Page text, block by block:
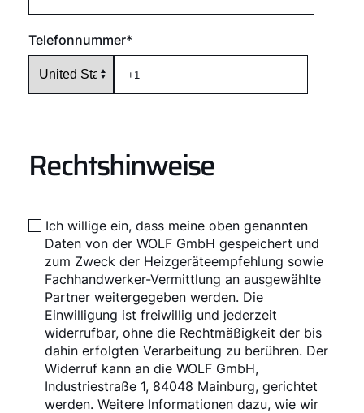
Telefonnummer*
Rechtshinweise
Ich willige ein, dass meine oben genannten
Daten von der WOLF GmbH gespeichert und
zum Zweck der Heizgeräteempfehlung sowie
Fachhandwerker-Vermittlung an ausgewählte
Partner weitergegeben werden. Die
Einwilligung ist freiwillig und jederzeit
widerrufbar, ohne die Rechtmäßigkeit der bis
dahin erfolgten Verarbeitung zu berühren. Der
Widerruf kann an die WOLF GmbH,
Industriestraße 1, 84048 Mainburg, gerichtet
werden. Weitere Informationen dazu, wie wir